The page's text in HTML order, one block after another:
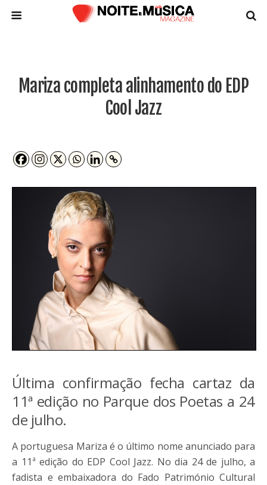
Mariza completa alinhamento do EDP
Cool Jazz
Última confirmação fecha cartaz da
11ª edição no Parque dos Poetas a 24
de julho.
A portuguesa Mariza é o último nome anunciado para
a 11ª edição do EDP Cool Jazz. No dia 24 de julho, a
fadista e embaixadora do Fado Património Cultural